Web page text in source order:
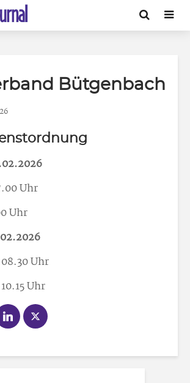
Bütgenbach
Uhr
Uhr
Uhr
Uhr